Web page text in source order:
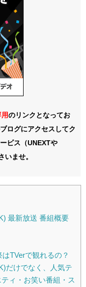
のリンクとなってお
ログにアクセスしてク
ビス（UNEXTや
ませ。
最新放送 番組概要
TVerで観れるの？
だけでなく、人気テ
ィ・お笑い番組・ス